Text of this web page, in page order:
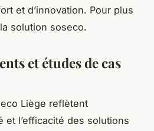
et d’innovation. Pour plus
solution soseco.
et études de cas
Liège reflètent
et l’efficacité des solutions